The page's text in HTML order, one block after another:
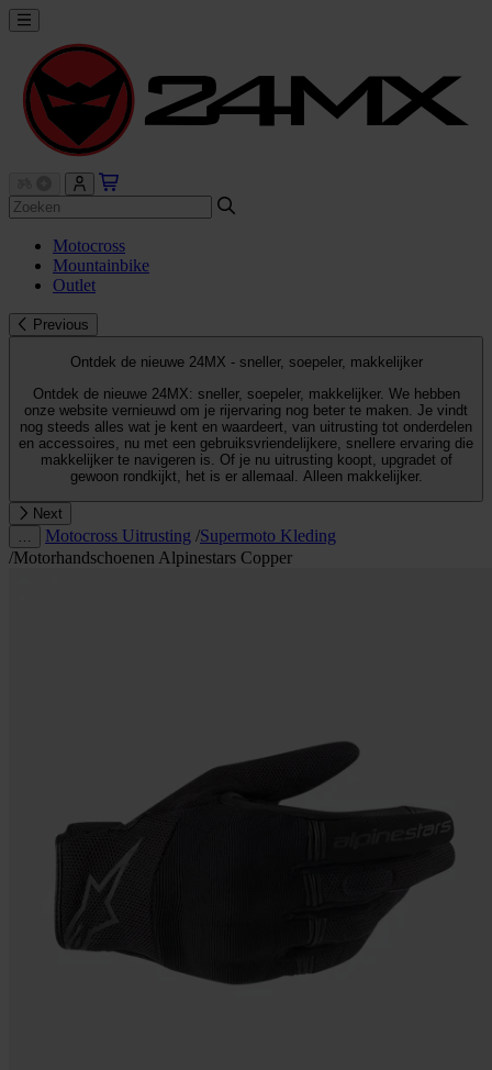
Motocross
Mountainbike
Outlet
Previous
Ontdek de nieuwe 24MX - sneller, soepeler, makkelijker
Ontdek de nieuwe 24MX: sneller, soepeler, makkelijker. We hebben
onze website vernieuwd om je rijervaring nog beter te maken. Je vindt
nog steeds alles wat je kent en waardeert, van uitrusting tot onderdelen
en accessoires, nu met een gebruiksvriendelijkere, snellere ervaring die
makkelijker te navigeren is. Of je nu uitrusting koopt, upgradet of
gewoon rondkijkt, het is er allemaal. Alleen makkelijker.
Next
Motocross Uitrusting /Supermoto Kleding
/Motorhandschoenen Alpinestars Copper